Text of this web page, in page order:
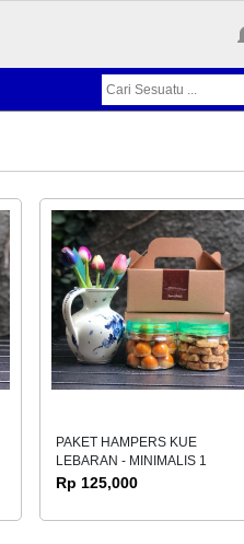
PAKET HAMPERS KUE
LEBARAN - MINIMALIS 1
Rp 125,000